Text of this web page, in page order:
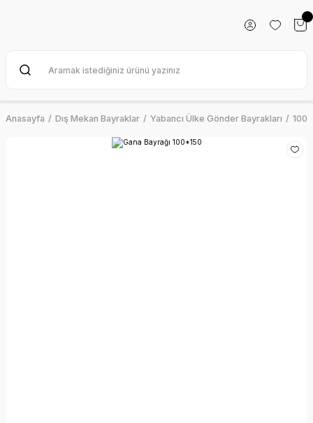
Anasayfa Dış Mekan Bayraklar Yabancı Ülke Gönder Bayrakları